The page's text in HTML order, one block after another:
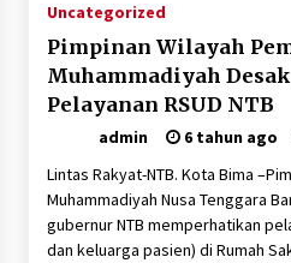
Uncategorized
Pimpinan Wilayah
Muhammadiyah
Pelayanan RSUD NTB
admin 6 tahun ago
Lintas Rakyat-NTB. Kota Bima
Muhammadiyah Nusa Tenggara
gubernur NTB memperhatikan
dan keluarga pasien) di Rumah